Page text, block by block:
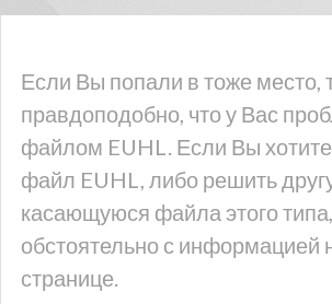
Если Вы попали в тоже место,
правдоподобно, что у Вас
файлом EUHL. Если Вы
файл EUHL, либо решить
касающуюся файла этого
обстоятельно с информацией
странице.